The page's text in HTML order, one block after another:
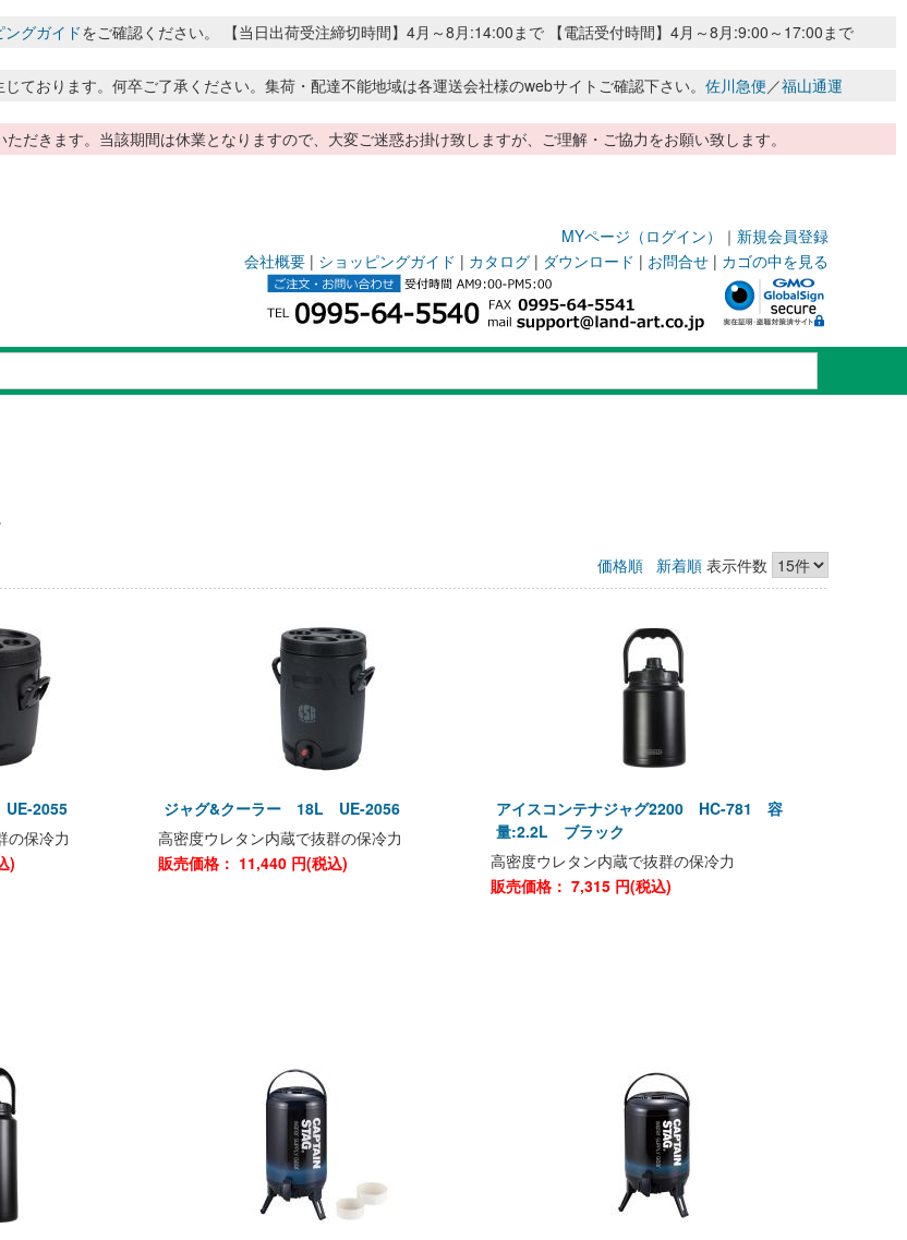
ングガイドをご確認ください。 【当日出荷受注締切時間】4月～8月:14:00まで 【電話受付時間】4月～8月:9:00～17:00まで
ております。何卒ご了承ください。集荷・配達不能地域は各運送会社様のwebサイトご確認下さい。 佐川急便／福山通運
だきます。当該期間は休業となりますので、大変ご迷惑お掛け致しますが、ご理解・ご協力をお願い致します。
MYページ（ログイン） ｜ 新規会員登録
会社概要 | ショッピングガイド | カタログ | ダウンロード | お問合せ | カゴの中を見る
価格順 新着順 表示件数
2055
の保冷力
)
ジャグ&クーラー 18L UE-2056
高密度ウレタン内蔵で抜群の保冷力
販売価格： 11,440 円(税込)
アイスコンテナジャグ2200 HC-781 容
量:2.2L ブラック
高密度ウレタン内蔵で抜群の保冷力
販売価格： 7,315 円(税込)